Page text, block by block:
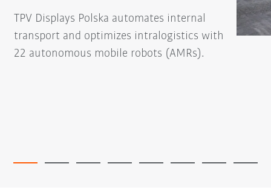
TPV Displays Polska automates internal
transport and optimizes intralogistics with
22 autonomous mobile robots (AMRs).